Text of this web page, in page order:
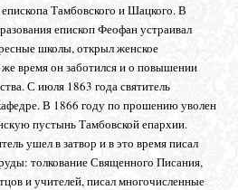
Тамбовского и Шацкого. В
епископ Феофан устраивал
школы, открыл женское
время он заботился и о повышении
С июля 1863 года святитель
В 1866 году по прошению уволен
пустынь Тамбовской епархии.
ушел в затвор и в это время писал
толкование Священного Писания,
и учителей, писал многочисленные